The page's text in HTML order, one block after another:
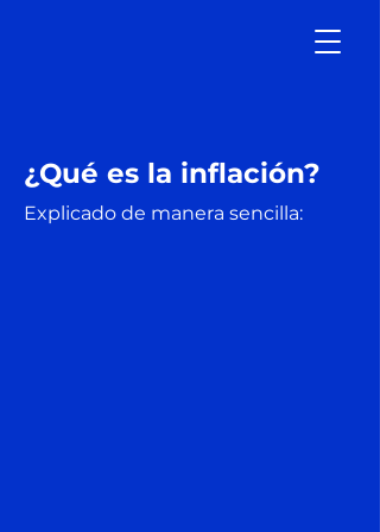
¿Qué es la inflación?
Explicado de manera sencilla: